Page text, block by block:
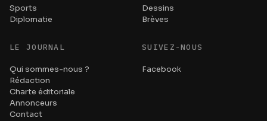
Sports
Diplomatie
Dessins
Brèves
LE JOURNAL
Qui sommes-nous ?
Rédaction
Charte éditoriale
Annonceurs
Contact
SUIVEZ-NOUS
Facebook